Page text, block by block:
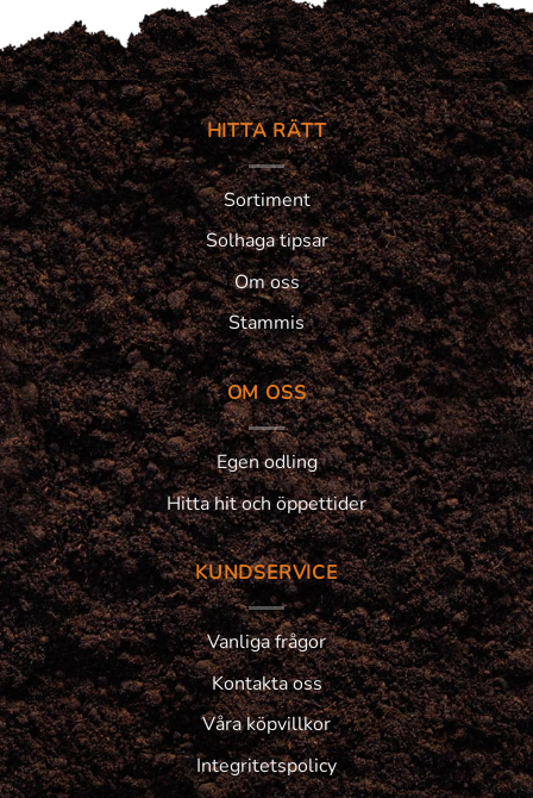
HITTA RÄTT
Sortiment
Solhaga tipsar
Om oss
Stammis
OM OSS
Egen odling
Hitta hit och öppettider
KUNDSERVICE
Vanliga frågor
Kontakta oss
Våra köpvillkor
Integritetspolicy